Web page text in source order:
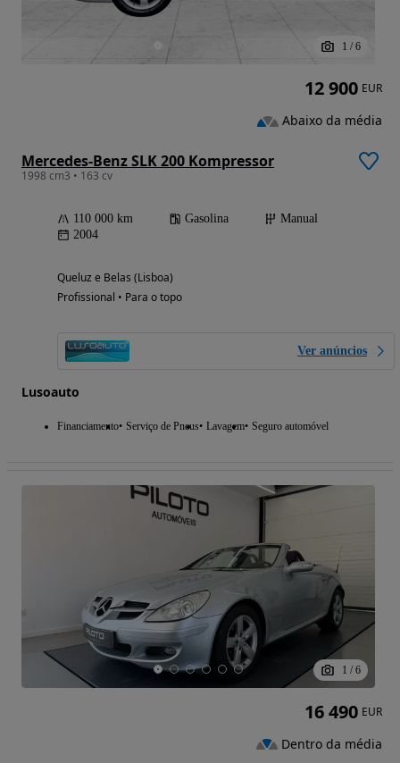
1 / 6
Mercedes-Benz SLK 200 Kompressor
1998 cm3 • 163 cv
110 000 km Gasolina
Manual
2004
Queluz e Belas (Lisboa)
Profissional • Para o topo
Ver anúncios
Lusoauto
Financiamento Serviço de Pneus Lavagem Seguro automóvel
12 900 EUR
Abaixo da média
1 / 6
16 490 EUR
Dentro da média